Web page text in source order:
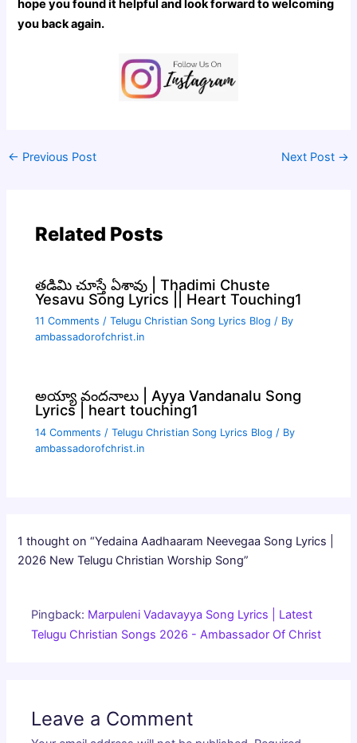
hope you found it helpful and look forward to welcoming
you back again.
← Previous Post Next Post →
Related Posts
తడిమి చూస్తే ఏశావు | Thadimi Chuste
Yesavu Song Lyrics || Heart Touching1
11 Comments /Telugu Christian Song Lyrics Blog / By
ambassadorofchrist.in
అయ్యా వందనాలు | Ayya Vandanalu Song
Lyrics | heart touching1
14 Comments /Telugu Christian Song Lyrics Blog / By
ambassadorofchrist.in
1 thought on “Yedaina Aadhaaram Neevegaa Song Lyrics |
2026 New Telugu Christian Worship Song”
Pingback: Marpuleni Vadavayya Song Lyrics | Latest
Telugu Christian Songs 2026 - Ambassador Of Christ
Leave a Comment